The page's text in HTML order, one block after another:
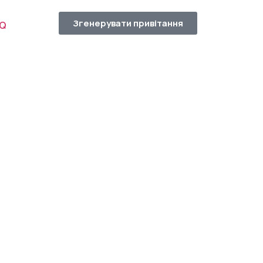
Згенерувати привітання